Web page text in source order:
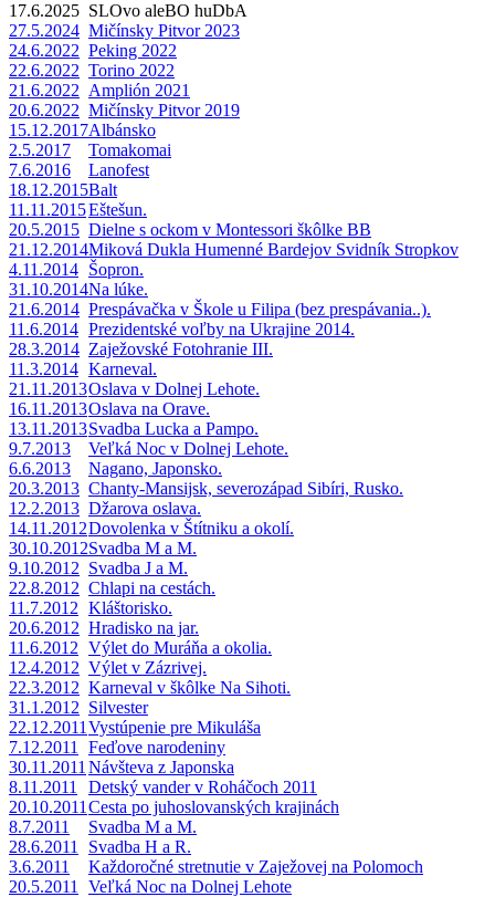
17.6.2025 SLOvo aleBO huDbA
27.5.2024 Mičínsky Pitvor 2023
24.6.2022 Peking 2022
22.6.2022 Torino 2022
21.6.2022 Amplión 2021
20.6.2022 Mičínsky Pitvor 2019
15.12.2017Albánsko
2.5.2017
Tomakomai
7.6.2016
Lanofest
18.12.2015Balt
11.11.2015Eštešun.
20.5.2015 Dielne s ockom v Montessori škôlke BB
21.12.2014Miková Dukla Humenné Bardejov Svidník Stropkov
4.11.2014 Šopron.
31.10.2014Na lúke.
21.6.2014 Prespávačka v Škole u Filipa (bez prespávania..).
11.6.2014 Prezidentské voľby na Ukrajine 2014.
28.3.2014 Zaježovské Fotohranie III.
11.3.2014 Karneval.
21.11.2013Oslava v Dolnej Lehote.
16.11.2013Oslava na Orave.
13.11.2013Svadba Lucka a Pampo.
9.7.2013
Veľká Noc v Dolnej Lehote.
6.6.2013
Nagano, Japonsko.
20.3.2013 Chanty-Mansijsk, severozápad Sibíri, Rusko.
12.2.2013 Džarova oslava.
14.11.2012Dovolenka v Štítniku a okolí.
30.10.2012Svadba M a M.
9.10.2012 Svadba J a M.
22.8.2012 Chlapi na cestách.
11.7.2012 Kláštorisko.
20.6.2012 Hradisko na jar.
11.6.2012 Výlet do Muráňa a okolia.
12.4.2012 Výlet v Zázrivej.
22.3.2012 Karneval v škôlke Na Sihoti.
31.1.2012 Silvester
22.12.2011 Vystúpenie pre Mikuláša
7.12.2011
Feďove narodeniny
30.11.2011 Návšteva z Japonska
8.11.2011
Detský vander v Roháčoch 2011
20.10.2011 Cesta po juhoslovanských krajinách
8.7.2011
Svadba M a M.
28.6.2011
Svadba H a R.
3.6.2011
Každoročné stretnutie v Zaježovej na Polomoch
20.5.2011
Veľká Noc na Dolnej Lehote